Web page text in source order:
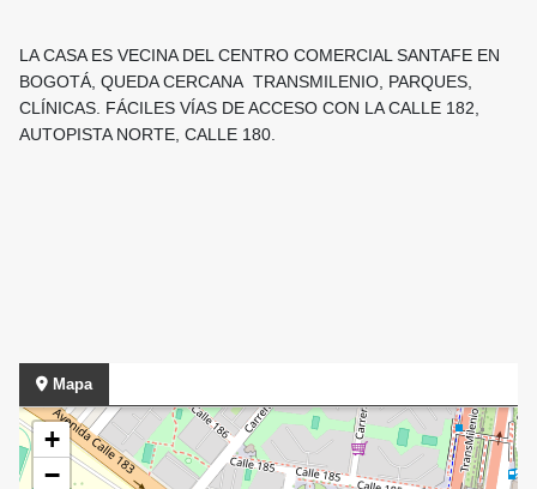
LA CASA ES VECINA DEL CENTRO COMERCIAL SANTAFE EN
BOGOTÁ, QUEDA CERCANA TRANSMILENIO, PARQUES,
CLÍNICAS. FÁCILES VÍAS DE ACCESO CON LA CALLE 182,
AUTOPISTA NORTE, CALLE 180.
Mapa
+
−